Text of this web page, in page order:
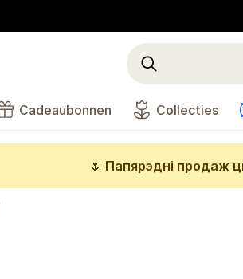
Cadeaubonnen Collecties
🌷 Папярэдні продаж